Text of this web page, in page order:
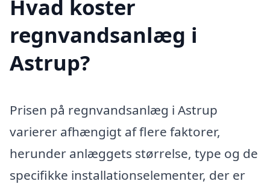
Hvad koster
regnvandsanlæg i
Astrup?
Prisen på regnvandsanlæg i Astrup
varierer afhængigt af flere faktorer,
herunder anlæggets størrelse, type og de
specifikke installationselementer, der er